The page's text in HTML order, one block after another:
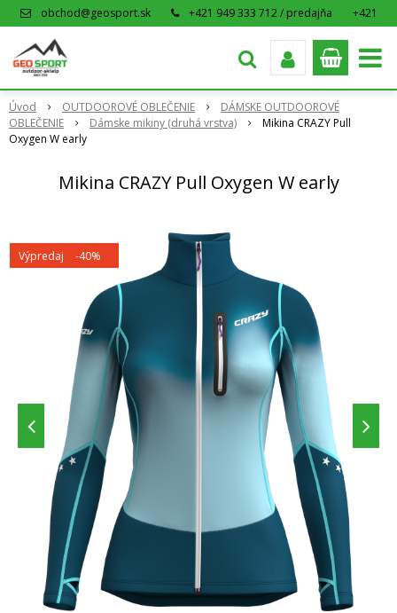
obchod@geosport.sk +421 949 333 712 / predajňa
+421
Úvod OUTDOOROVÉ OBLEČENIE
DÁMSKE OUTDOOROVÉ
OBLEČENIE
Dámske mikiny (druhá vrstva)
Mikina CRAZY Pull
Oxygen W early
Mikina CRAZY Pull Oxygen W early
Výpredaj -40%